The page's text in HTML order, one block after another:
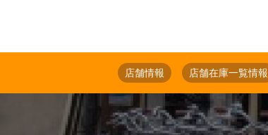
店舗情報 店舗在庫一覧情報